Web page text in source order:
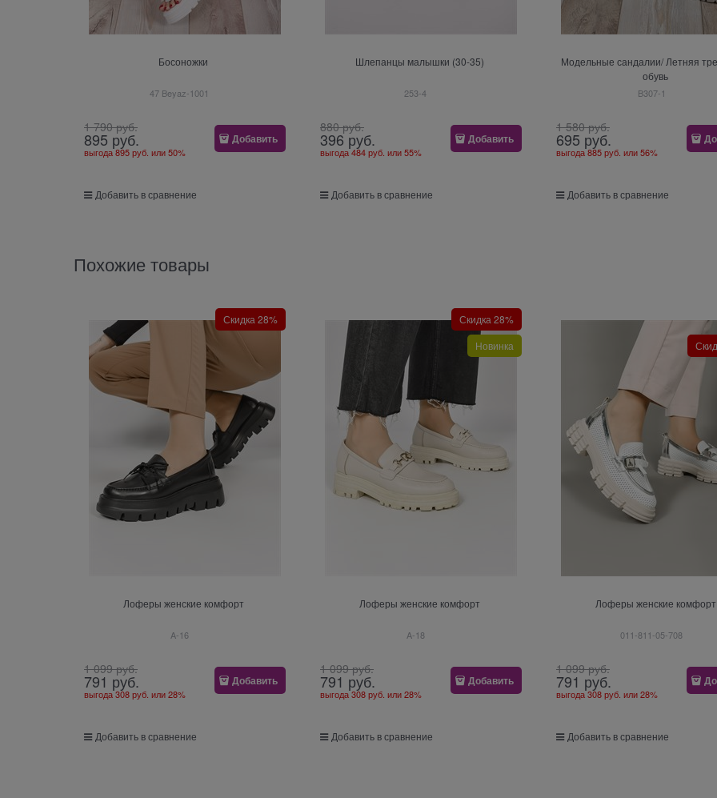
Босоножки
47 Beyaz-1001
1 790 руб.
895 руб.
выгода895 руб. или50%
Добавить
Добавить в сравнение
Шлепанцы малышки (30-35)
253-4
880 руб.
396 руб.
выгода484 руб. или55%
Добавить
Добавить в сравнение
Модельные сандалии/ Летняя
обувь
B307-1
1 580 руб.
695 руб.
выгода885 руб. или56%
Добавить в сравнение
Похожие товары
Лоферы женские комфорт
A-16
Скидка 28%
1 099 руб.
791 руб.
выгода308 руб. или28%
Добавить
Добавить в сравнение
Лоферы женские комфорт
A-18
Скидка 28%
Новинка
1 099 руб.
791 руб.
выгода308 руб. или28%
Добавить
Добавить в сравнение
Лоферы женские комфорт
011-811-05-708
1 099 руб.
791 руб.
выгода308 руб. или28%
Добавить в сравнение